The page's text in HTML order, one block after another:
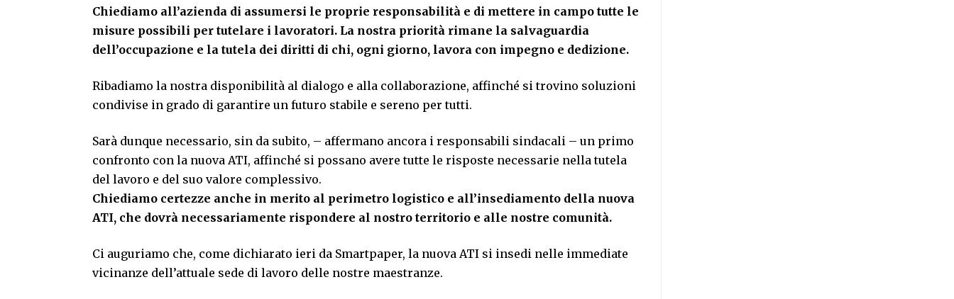
Chiediamo all’azienda di assumersi le proprie responsabilità e di mettere in campo tutte le
misure possibili per tutelare i lavoratori. La nostra priorità rimane la salvaguardia
dell’occupazione e la tutela dei diritti di chi, ogni giorno, lavora con impegno e dedizione.
Ribadiamo la nostra disponibilità al dialogo e alla collaborazione, affinché si trovino soluzioni
condivise in grado di garantire un futuro stabile e sereno per tutti.
Sarà dunque necessario, sin da subito, – affermano ancora i responsabili sindacali – un primo
confronto con la nuova ATI, affinché si possano avere tutte le risposte necessarie nella tutela
del lavoro e del suo valore complessivo.
Chiediamo certezze anche in merito al perimetro logistico e all’insediamento della nuova
ATI, che dovrà necessariamente rispondere al nostro territorio e alle nostre comunità.
Ci auguriamo che, come dichiarato ieri da Smartpaper, la nuova ATI si insedi nelle immediate
vicinanze dell’attuale sede di lavoro delle nostre maestranze.